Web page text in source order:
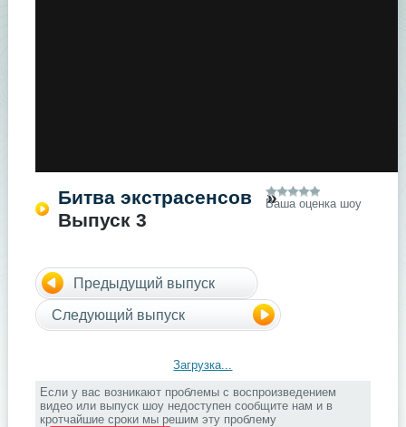
Битва экстрасенсов
»
Выпуск 3
Ваша оценка шоу
Предыдущий выпуск
Следующий выпуск
Загрузка...
Если у вас возникают проблемы с воспроизведением
видео или выпуск шоу недоступен сообщите нам и в
кротчайшие сроки мы решим эту проблему